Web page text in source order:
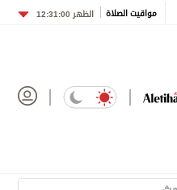
مواقيت الصلاة الظهر 12:31:00